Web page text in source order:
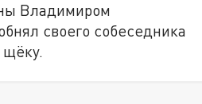
Владимиром
своего собеседника